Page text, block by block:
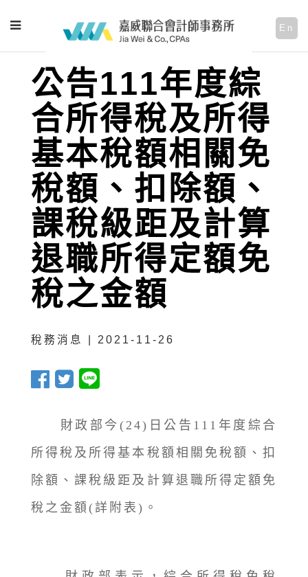
En
公告111年度綜
合所得稅及所得
基本稅額相關免
稅額、扣除額、
課稅級距及計算
退職所得定額免
稅之金額
稅務消息 | 2021-11-26
財政部今(24)日公告111年度綜合
所得稅及所得基本稅額相關免稅額、扣
除額、課稅級距及計算退職所得定額免
稅之金額(詳附表)。